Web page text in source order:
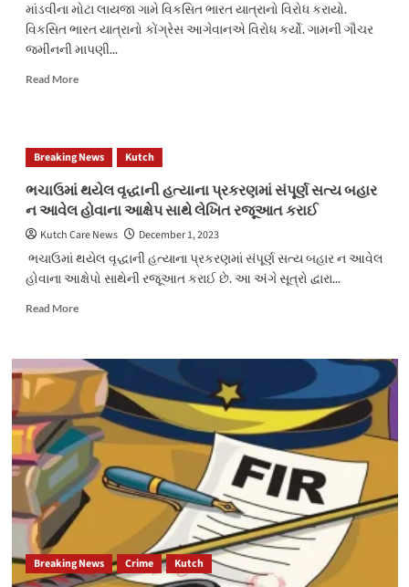
માંડવીના મોટા લાયજા ગામે વિકસિત ભારત યાત્રાનો વિરોધ કરાયો.
વિકસિત ભારત યાત્રાનો કોંગ્રેસ આગેવાનએ વિરોધ કર્યો. ગામની ગૌચર
જમીનની માપણી...
Read MoreRead
મોટા
લાયજા
વિકસિત
ભારત
યાત્રાનો
વિરોધ
Breaking News Kutch
ભચાઉમાં થયેલ વૃદ્ધાની હત્યાના પ્રકરણમાં સંપૂર્ણ સત્ય બહાર
ન આવેલ હોવાના આક્ષેપ સાથે લેખિત રજૂઆત કરાઈ
Kutch Care News
December 1, 2023
ભચાઉમાં થયેલ વૃદ્ધાની હત્યાના પ્રકરણમાં સંપૂર્ણ સત્ય બહાર ન આવેલ
હોવાના આક્ષેપો સાથેની રજૂઆત કરાઈ છે. આ અંગે સૂત્રો દ્વારા...
Read MoreRead
ભચાઉમાં
થયેલ
વૃદ્ધાની
હત્યાના
પ્રકરણમાં
સંપૂર્ણ
સત્ય
બહાર
ન
આવેલ
સાથે
લેખિત
Breaking News Crime Kutch